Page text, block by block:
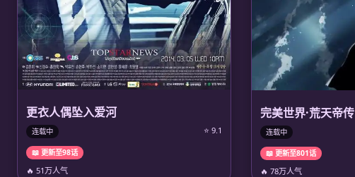
更衣人偶坠入爱河
连载中 ⭐ 9.1
📖 更新至98话
🔥 51万人气
完美世界·荒天帝传
连载中
📖 更新至801话
🔥 78万人气